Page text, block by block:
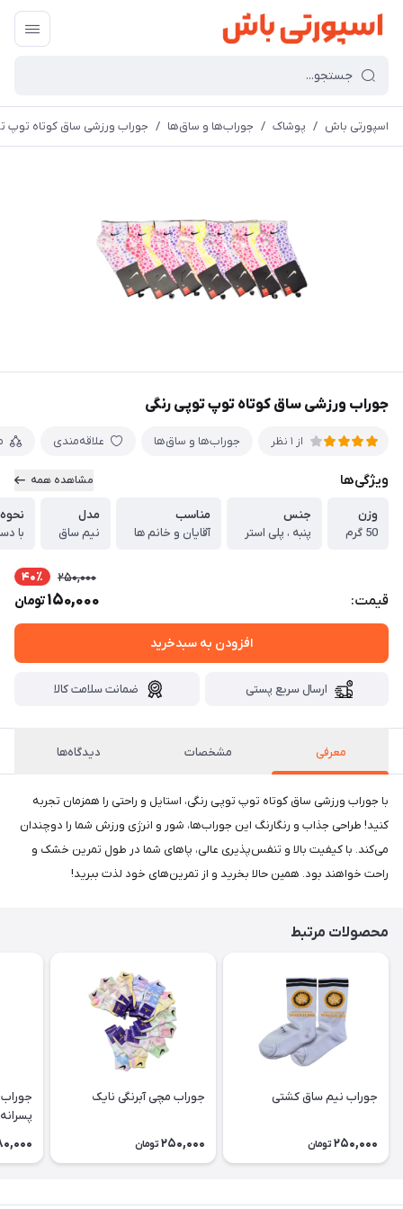
اسپورتی باش / پوشاک / جوراب‌ها و ساق‌ها / جوراب ورزشی ساق کوتاه توپ
جوراب ورزشی ساق کوتاه توپ توپی رنگی
از 1 نظر جوراب‌ها و ساق‌ها علاقه‌مندی
ویژگی‌ها مشاهده همه
وزن
50 گرم
جنس
پنبه ، پلی استر
مناسب
آقایان و خانم ها
مدل
نیم ساق
با
قیمت:
250,000 40٪
150,000تومان
افزودن به سبدخرید
ارسال سریع پستی ضمانت سلامت کالا
معرفی مشخصات دیدگاه‌ها
با جوراب ورزشی ساق کوتاه توپ توپی رنگی، استایل و راحتی را همزمان تجربه
کنید! طراحی جذاب و رنگارنگ این جوراب‌ها، شور و انرژی ورزش شما را دوچندان
می‌کند. با کیفیت بالا و تنفس‌پذیری عالی، پاهای شما در طول تمرین خشک و
راحت خواهند بود. همین حالا بخرید و از تمرین‌های خود لذت ببرید!
محصولات مرتبط
جوراب نیم ساق کشتی
250,000 تومان
جوراب مچی آبرنگی نایک
250,000 تومان
پسرانه